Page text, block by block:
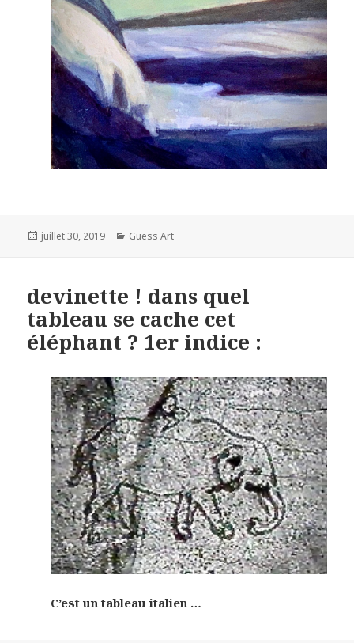
Posted
juillet 30, 2019 Categories
Guess Art
devinette ! dans quel
tableau se cache cet
éléphant ? 1er indice :
C’est un tableau italien …